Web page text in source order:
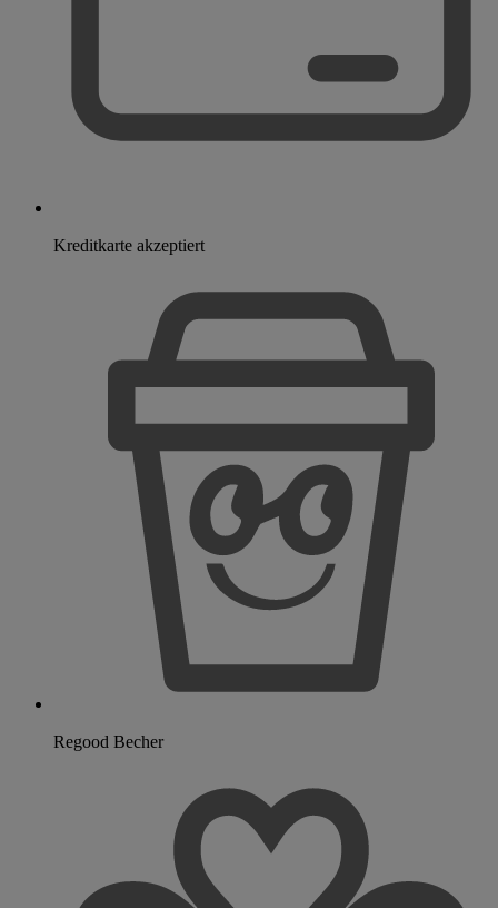
Kreditkarte akzeptiert
Regood Becher